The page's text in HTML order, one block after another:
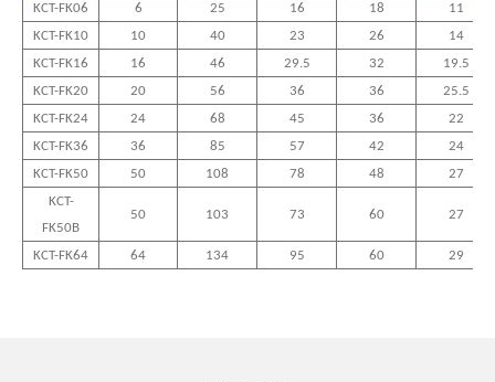
KCT-FK06 6 25 16 18
11
KCT-FK10
10 40 23 26
14
KCT-FK16
16 46 29.5 32
19.5
KCT-FK20
20 56 36 36
25.5
KCT-FK24
24 68 45 36
22
KCT-FK36
36 85 57 42
24
KCT-FK50
50 108 78 48
27
KCT-
FK50B
50 103 73 60 27
KCT-FK64 64 134 95 60 29